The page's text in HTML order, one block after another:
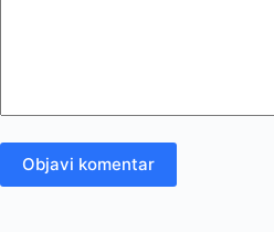
Objavi komentar